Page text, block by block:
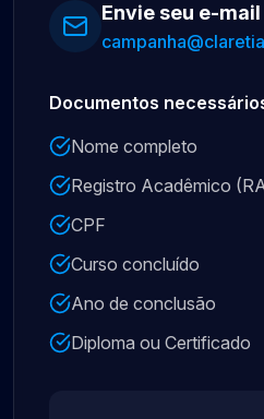
Envie seu e-
Documentos
Nome completo
Registro Acadêmico
CPF
Curso concluído
Ano de conclusão
Diploma ou Certificado